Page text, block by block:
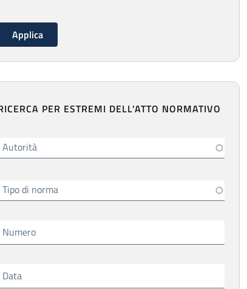
PER ESTREMI DELL'ATTO NORMATIVO
Autorità
Tipo di norma
Numero
Data